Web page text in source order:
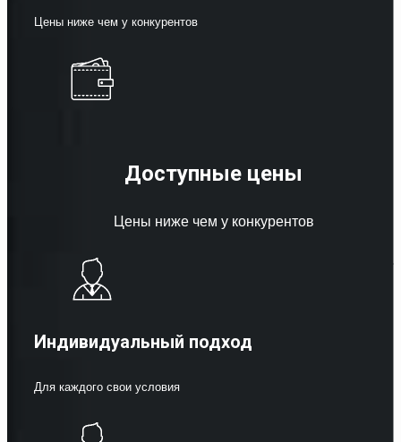
Цены ниже чем у конкурентов
Доступные цены
Цены ниже чем у конкурентов
Индивидуальный подход
Для каждого свои условия